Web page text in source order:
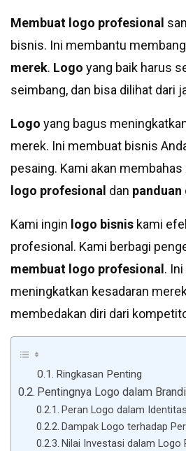
Membuat logo profesional
bisnis. Ini membantu
merek. Logo yang baik harus
seimbang, dan bisa dilihat dari
Logo yang bagus
merek. Ini membuat bisnis
pesaing. Kami akan membahas
logo profesional dan
Kami ingin logo bisnis kami
profesional. Kami berbagi
membuat logo profesional .
meningkatkan kesadaran
membedakan diri dari
Ringkasan Penting
Pentingnya Logo dalam
Peran Logo dalam
Dampak Logo terhadap
Nilai Investasi dalam Logo